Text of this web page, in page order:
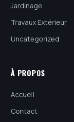
Jardinage
Travaux Extérieur
Uncategorized
À PROPOS
Accueil
Contact